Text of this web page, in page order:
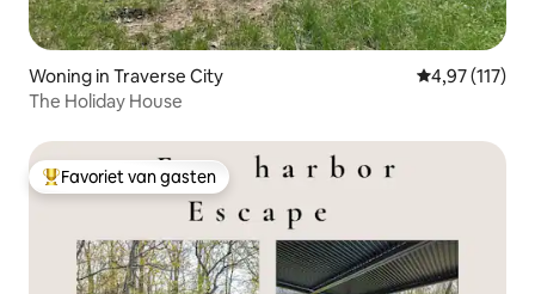
Woning in Traverse City Gemiddelde
4,97 (117)
The Holiday House
Topfavoriet van gasten
Favoriet van gasten